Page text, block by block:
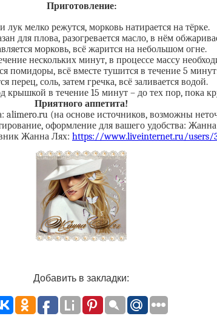
Приготовление:
мелко режутся, морковь натирается на тёрке.
для плова, разогревается масло, в нём
морковь, всё жарится на небольшом огне.
нескольких минут, в процессе массу
помидоры, всё вместе тушится в течение 5
перец, соль, затем гречка, всё заливается водой.
крышкой в течение 15 минут – до тех пор, пока
Приятного аппетита!
alimero.ru (на основе источников, возможны
оформление для вашего удобства:
Жанна Лях: https://www.liveinternet.ru/users/
Добавить в закладки: